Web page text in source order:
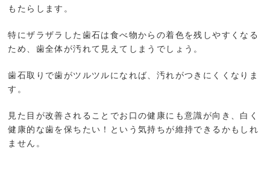
もたらします。
特にザラザラした歯石は食べ物からの着色を残しやすくなる
ため、歯全体が汚れて見えてしまうでしょう。
歯石取りで歯がツルツルになれば、汚れがつきにくくなりま
す。
見た目が改善されることでお口の健康にも意識が向き、白く
健康的な歯を保ちたい！という気持ちが維持できるかもしれ
ません。